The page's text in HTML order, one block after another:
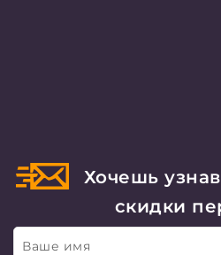
Хочешь
скидки
Ваше имя